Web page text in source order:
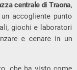
centrale di Traona,
accogliente punto
giochi e laboratori
e cenare in un